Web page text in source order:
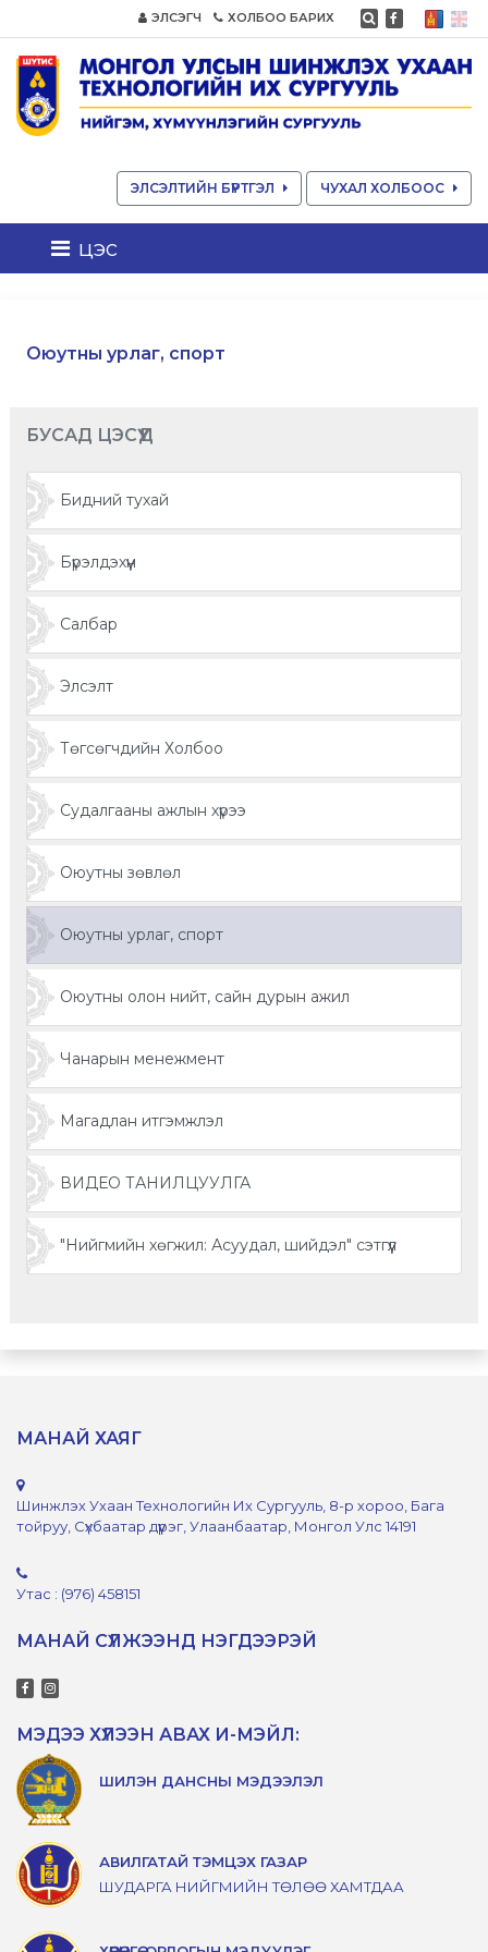
ЭЛСЭГЧ ХОЛБОО БАРИХ
ЭЛСЭЛТИЙН БҮРТГЭЛ ЧУХАЛ ХОЛБООС
цэс
Оюутны урлаг, спорт
БУСАД ЦЭСҮҮД
Бидний тухай
Бүрэлдэхүүн
Салбар
Элсэлт
Төгсөгчдийн Холбоо
Судалгааны ажлын хүрээ
Оюутны зөвлөл
Оюутны урлаг, спорт
Оюутны олон нийт, сайн дурын ажил
Чанарын менежмент
Магадлан итгэмжлэл
ВИДЕО ТАНИЛЦУУЛГА
"Нийгмийн хөгжил: Асуудал, шийдэл" сэтгүүл
МАНАЙ ХАЯГ
Шинжлэх Ухаан Технологийн Их Сургууль, 8-р хороо, Бага
тойруу, Сүхбаатар дүүрэг, Улаанбаатар, Монгол Улс 14191
Утас : (976) 458151
МАНАЙ СҮЛЖЭЭНД НЭГДЭЭРЭЙ
МЭДЭЭ ХҮЛЭЭН АВАХ И-МЭЙЛ:
ШИЛЭН ДАНСНЫ МЭДЭЭЛЭЛ
АВИЛГАТАЙ ТЭМЦЭХ ГАЗАР
ШУДАРГА НИЙГМИЙН ТӨЛӨӨ ХАМТДАА